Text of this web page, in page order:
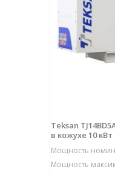
Teksan
в кожухе 10
Мощность
Мощность